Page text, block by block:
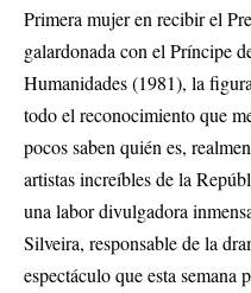
Primera mujer en recibir el
galardonada con el Príncipe
Humanidades (1981), la
todo el reconocimiento que
pocos saben quién es,
artistas increíbles de la
una labor divulgadora
Silveira, responsable de la
espectáculo que esta semana